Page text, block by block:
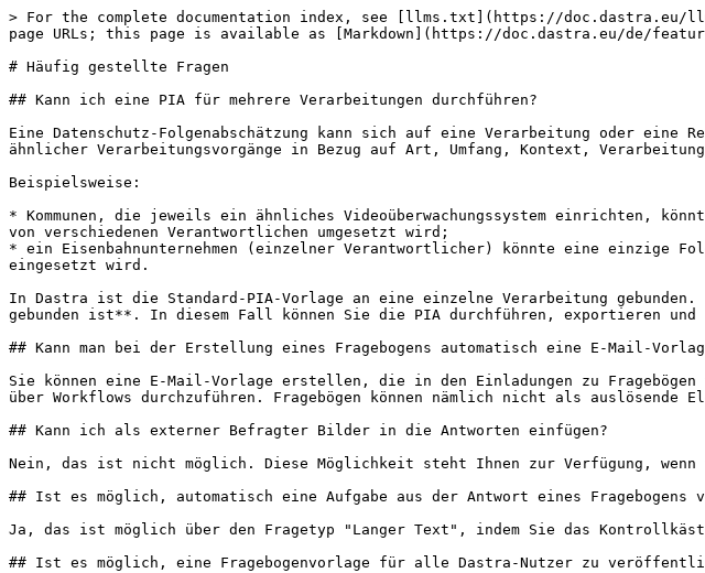
> For the complete documentation index, see [llms.txt](https://doc.dastra.eu/
page URLs; this page is available as [Markdown](https://doc.dastra.eu/de/
# Häufig gestellte Fragen
## Kann ich eine PIA für mehrere Verarbeitungen durchführen?
Eine Datenschutz-Folgenabschätzung kann sich auf eine Verarbeitung oder eine
ähnlicher Verarbeitungsvorgänge in Bezug auf Art, Umfang, Kontext,
Beispielsweise:
* Kommunen, die jeweils ein ähnliches Videoüberwachungssystem einrichten,
von verschiedenen Verantwortlichen umgesetzt wird;
* ein Eisenbahnunternehmen (einzelner Verantwortlicher) könnte eine einzige
eingesetzt wird.
In Dastra ist die Standard-PIA-Vorlage an eine einzelne Verarbeitung
gebunden ist**. In diesem Fall können Sie die PIA durchführen, exportieren und
## Kann man bei der Erstellung eines Fragebogens automatisch eine E-Mail-
Sie können eine E-Mail-Vorlage erstellen, die in den Einladungen zu
über Workflows durchzuführen. Fragebögen können nämlich nicht als auslösende
## Kann ich als externer Befragter Bilder in die Antworten einfügen?
Nein, das ist nicht möglich. Diese Möglichkeit steht Ihnen zur Verfügung,
## Ist es möglich, automatisch eine Aufgabe aus der Antwort eines Fragebogens
Ja, das ist möglich über den Fragetyp "Langer Text", indem Sie das
## Ist es möglich, eine Fragebogenvorlage für alle Dastra-Nutzer zu